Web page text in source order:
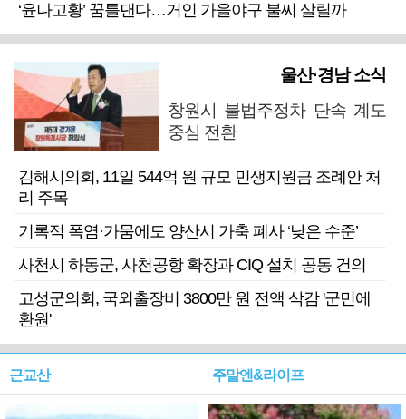
‘윤나고황’ 꿈틀댄다…거인 가을야구 불씨 살릴까
울산·경남 소식
창원시 불법주정차 단속 계도
중심 전환
김해시의회, 11일 544억 원 규모 민생지원금 조례안 처
리 주목
기록적 폭염·가뭄에도 양산시 가축 폐사 ‘낮은 수준’
사천시 하동군, 사천공항 확장과 CIQ 설치 공동 건의
고성군의회, 국외출장비 3800만 원 전액 삭감 '군민에
환원'
근교산 주말엔&라이프